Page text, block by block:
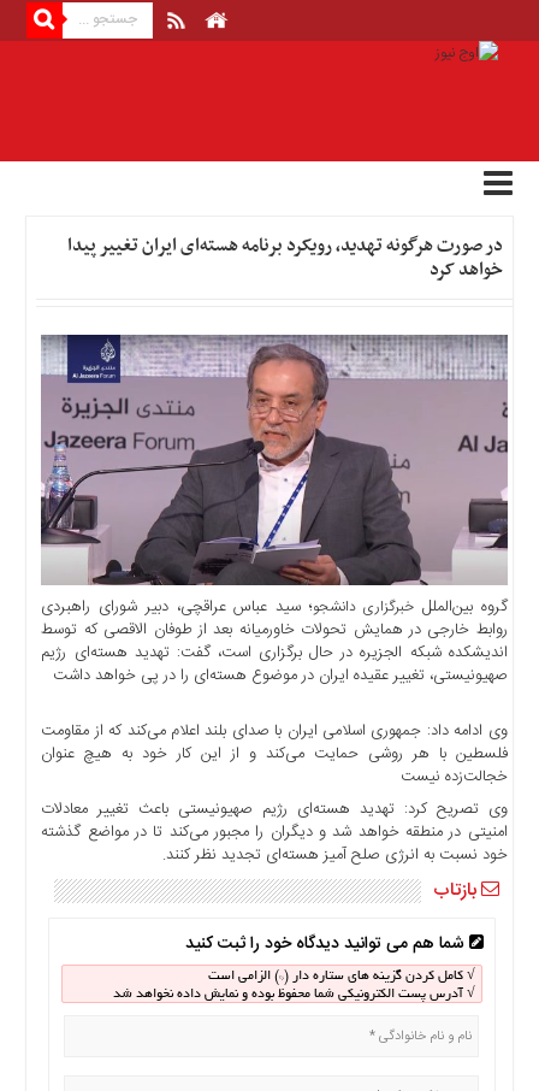
صفحه
اصلی
اقتصادی
اخبار
اخبار
بین
اخبار
اقتصادی
اخبار
جدید
اخبار
حوادث
اخبار
سیاسی
اخبار
منوی
اصلی
صفحه
اصلی
اخبار
اقتصادی
اخبار
در صورت هرگونه تهدید، رویکرد برنامه هسته‌ای ایران تغییر پیدا
خواهد کرد
گروه بین‌الملل خبرگزاری دانشجو؛ سید عباس عراقچی، دبیر شورای راهبردی
روابط خارجی در همایش تحولات خاورمیانه بعد از طوفان الاقصی که توسط
اندیشکده شبکه الجزیره در حال برگزاری است، گفت: تهدید هسته‌ای رژیم
صهیونیستی، تغییر عقیده ایران در موضوع هسته‌ای را در پی خواهد داشت
وی ادامه داد: جمهوری اسلامی ایران با صدای بلند اعلام می‌کند که از مقاومت
فلسطین با هر روشی حمایت می‌کند و از این کار خود به هیچ عنوان
خجالت‌زده نیست
وی تصریح کرد: تهدید هسته‌ای رژیم صهیونیستی باعث تغییر معادلات
امنیتی در منطقه خواهد شد و دیگران را مجبور می‌کند تا در مواضع گذشته
خود نسبت به انرژی صلح آمیز هسته‌ای تجدید نظر کنند.
بازتاب
شما هم می توانید دیدگاه خود را ثبت کنید
√ کامل کردن گزینه های ستاره دار (*) الزامی است
√ آدرس پست الکترونیکی شما محفوظ بوده و نمایش داده نخواهد شد